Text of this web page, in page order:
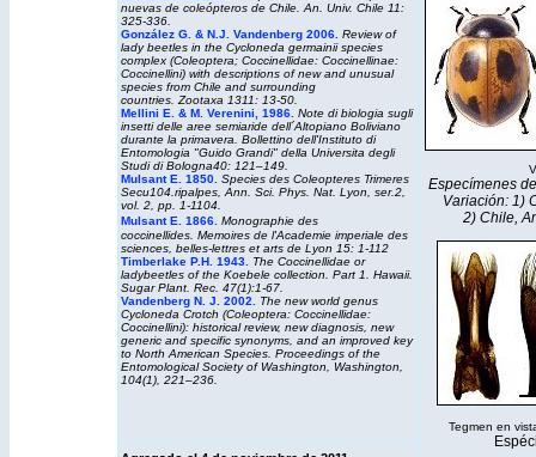
nuevas de coleópteros de Chile. An. Univ. Chile 11:
325-336.
González G. & N.J. Vandenberg 2006. Review of
lady beetles in the Cycloneda germainiispecies
complex (Coleoptera; Coccinellidae: Coccinellinae:
Coccinellini) with descriptions of new and unusual
species from Chile and surrounding
countries. Zootaxa 1311: 13-50.
Mellini E. & M. Verenini, 1986. Note di biologia sugli
insetti delle aree semiaride dell´Altopiano Boliviano
durante la primavera. Bollettino dell'Instituto di
Entomologia "Guido Grandi" della Universita degli
Studi di Bologna40: 121–149.
Mulsant E. 1850. Species des Coleopteres Trimeres
Secu104.ripalpes, Ann. Sci. Phys. Nat. Lyon, ser.2,
vol. 2, pp. 1-1104.
Mulsant E. 1866. Monographie des
coccinellides. Memoires de l'Academie imperiale des
sciences, belles-lettres et arts de Lyon 15: 1-112
Timberlake P.H. 1943.
The Coccinellidae or
ladybeetles of the Koebele collection. Part 1. Hawaii.
Sugar Plant. Rec. 47(1):1-67.
Vandenberg N. J. 2002.
The new world genus
Cycloneda Crotch (Coleoptera: Coccinellidae:
Coccinellini): historical review, new diagnosis, new
generic and specific synonyms, and an improved key
to North American Species. Proceedings of the
Entomological Society of Washington, Washington,
104(1), 221–236.
Especímenes
Variación: 1)
2) Chile,
Tegmen en